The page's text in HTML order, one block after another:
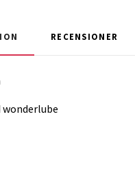
RECENSIONER